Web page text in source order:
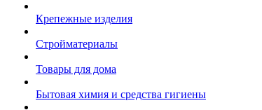
Крепежные изделия
Стройматериалы
Товары для дома
Бытовая химия и средства гигиены